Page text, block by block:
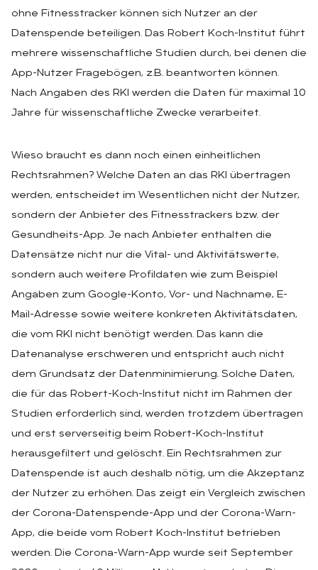
ohne Fitnesstracker können sich Nutzer an der
Datenspende beteiligen. Das Robert Koch-Institut führt
mehrere wissenschaftliche Studien durch, bei denen die
App-Nutzer Fragebögen, z.B. beantworten können.
Nach Angaben des RKI werden die Daten für maximal 10
Jahre für wissenschaftliche Zwecke verarbeitet.
Wieso braucht es dann noch einen einheitlichen
Rechtsrahmen? Welche Daten an das RKI übertragen
werden, entscheidet im Wesentlichen nicht der Nutzer,
sondern der Anbieter des Fitnesstrackers bzw. der
Gesundheits-App. Je nach Anbieter enthalten die
Datensätze nicht nur die Vital- und Aktivitätswerte,
sondern auch weitere Profildaten wie zum Beispiel
Angaben zum Google-Konto, Vor- und Nachname, E-
Mail-Adresse sowie weitere konkreten Aktivitätsdaten,
die vom RKI nicht benötigt werden. Das kann die
Datenanalyse erschweren und entspricht auch nicht
dem Grundsatz der Datenminimierung. Solche Daten,
die für das Robert-Koch-Institut nicht im Rahmen der
Studien erforderlich sind, werden trotzdem übertragen
und erst serverseitig beim Robert-Koch-Institut
herausgefiltert und gelöscht. Ein Rechtsrahmen zur
Datenspende ist auch deshalb nötig, um die Akzeptanz
der Nutzer zu erhöhen. Das zeigt ein Vergleich zwischen
der Corona-Datenspende-App und der Corona-Warn-
App, die beide vom Robert Koch-Institut betrieben
werden. Die Corona-Warn-App wurde seit September